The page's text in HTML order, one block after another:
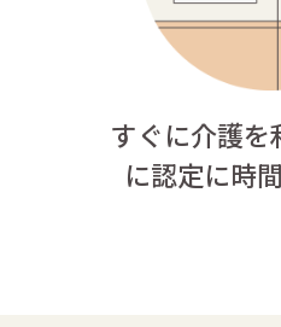
すぐに介護を
に認定に時